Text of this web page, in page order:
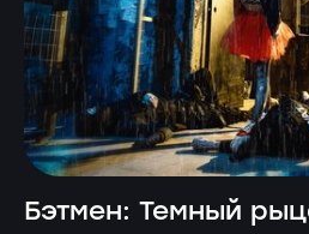
Бэтмен: Темный